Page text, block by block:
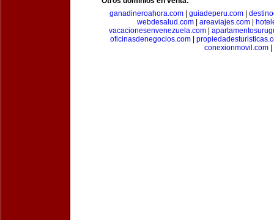
ganadineroahora.com
guiadeperu.com
webdesalud.com
areaviajes.com
vacacionesenvenezuela.com|
oficinasdenegocios.com
conexionmovil.com|